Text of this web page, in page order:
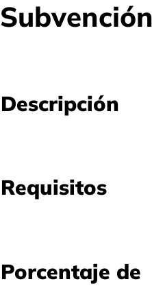
Subvención
Descripción
Requisitos
Porcentaje de